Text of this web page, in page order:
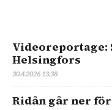
Videoreportage:
Helsingfors
30.4.2026 13:38
Ridån går ner för